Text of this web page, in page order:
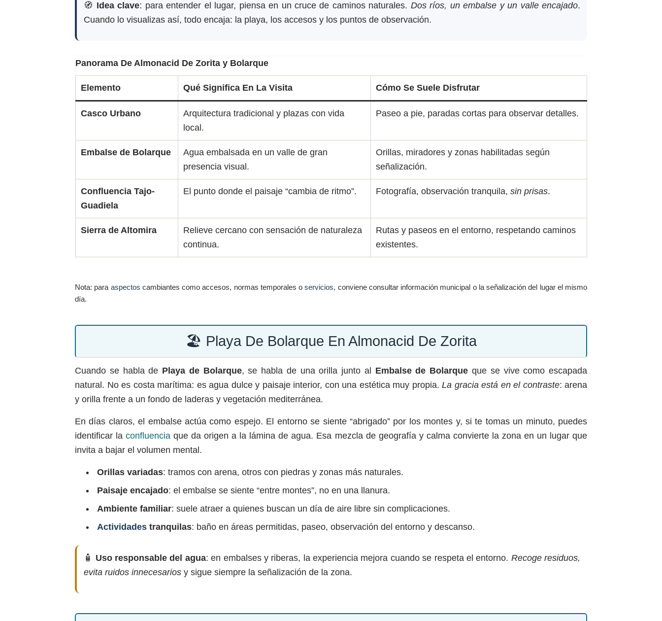
🧭 Idea clave: para entender el lugar, piensa en un cruce de caminos naturales. Dos ríos, un embalse y un valle encajado.
Cuando lo visualizas así, todo encaja: la playa, los accesos y los puntos de observación.
Panorama De Almonacid De Zorita y Bolarque
Elemento Qué Significa En La Visita Cómo Se Suele Disfrutar
Casco Urbano
Arquitectura tradicional y plazas con vida
local.
Paseo a pie, paradas cortas para observar detalles.
Embalse de Bolarque
Agua embalsada en un valle de gran
presencia visual.
Orillas, miradores y zonas habilitadas según
señalización.
Confluencia Tajo-
Guadiela
El punto donde el paisaje “cambia de ritmo”. Fotografía, observación tranquila, sin prisas.
Sierra de Altomira
Relieve cercano con sensación de naturaleza
continua.
Rutas y paseos en el entorno, respetando caminos
existentes.
Nota: para aspectos cambiantes como accesos, normas temporales oservicios, conviene consultar información municipal o la señalización del lugar el mismo
día.
🏖️ Playa De Bolarque En Almonacid De Zorita
Cuando se habla de Playa de Bolarque, se habla de una orilla junto al Embalse de Bolarque que se vive como escapada
natural. No es costa marítima: es agua dulce y paisaje interior, con una estética muy propia. La gracia está en el contraste: arena
y orilla frente a un fondo de laderas y vegetación mediterránea.
En días claros, el embalse actúa como espejo. El entorno se siente “abrigado” por los montes y, si te tomas un minuto, puedes
identificar laconfluencia que da origen a la lámina de agua. Esa mezcla de geografía y calma convierte la zona en un lugar que
invita a bajar el volumen mental.
Orillas variadas: tramos con arena, otros con piedras y zonas más naturales.
Paisaje encajado: el embalse se siente “entre montes”, no en una llanura.
Ambiente familiar: suele atraer a quienes buscan un día de aire libre sin complicaciones.
Actividades tranquilas: baño en áreas permitidas, paseo, observación del entorno y descanso.
🧴 Uso responsable del agua: en embalses y riberas, la experiencia mejora cuando se respeta el entorno. Recoge residuos,
evita ruidos innecesarios y sigue siempre la señalización de la zona.